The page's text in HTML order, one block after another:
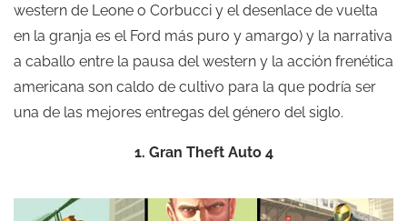
western de Leone o Corbucci y el desenlace de vuelta
en la granja es el Ford más puro y amargo) y la narrativa
a caballo entre la pausa del western y la acción frenética
americana son caldo de cultivo para la que podría ser
una de las mejores entregas del género del siglo.
1. Gran Theft Auto 4